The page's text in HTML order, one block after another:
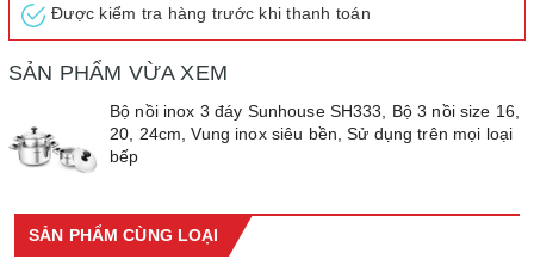
Với chất liệu inox sáng bóng, an toàn, vung inox dễ vệ sinh, quai
núm inox kết hợp nhựa an toàn, sản phẩm còn có 3 lớp đáy dày,
giúp nhiệt lượng tỏa đều, món ăn chín ngon hơn. Bộ sản phẩm
hoạt để chế biến những món ăn thơm ngon và bổ dưỡng cho gia
đình.
Được kiểm tra hàng trước khi thanh toán
SẢN PHẨM VỪA XEM
Bộ nồi inox 3 đáy Sunhouse SH333, Bộ 3 nồi size 16,
20, 24cm, Vung inox siêu bền, Sử dụng trên mọi loại
bếp
SẢN PHẨM CÙNG LOẠI